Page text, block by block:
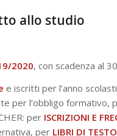
allo studio
2020, con scadenza al
e iscritti per l’anno
per l’obbligo formativo,
per ISCRIZIONI E
per LIBRI DI